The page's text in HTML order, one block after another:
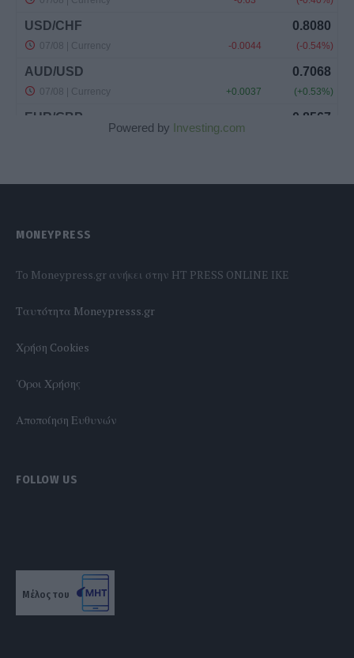
Powered by Investing.com
MONEYPRESS
To Moneypress.gr ανήκει στην HT PRESS ONLINE IKE
Tαυτότητα Moneypresss.gr
Χρήση Cookies
'Οροι Χρήσης
Αποποίηση Ευθυνών
FOLLOW US
Μέλος του